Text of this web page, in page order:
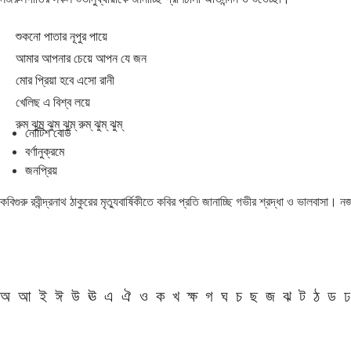
শুকনো পাতার নূপুর পায়ে
আমার আপনার চেয়ে আপন যে জন
মোর প্রিয়া হবে এসো রানী
খেলিছ এ বিশ্ব লয়ে
রুম্ ঝুম্ ঝুম্ ঝুম্ রুম্ ঝুম্ ঝুম্
নোটিশ বোর্ড
বর্ণানুক্রমে
জনপ্রিয়
কবিগুরু রবীন্দ্রনাথ ঠাকুরের মৃত্যুবার্ষিকীতে কবির প্রতি জানাচ্ছি গভীর শ্রদ্ধা ও
অ আ ই ঈ উ ঊ এ ঐ ও ক খ ক্ষ গ ঘ চ ছ জ ঝ ট ঠ ড ঢ